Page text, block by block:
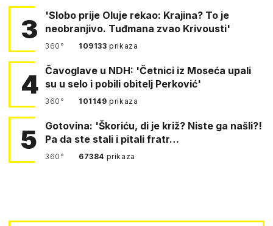
3
'Slobo prije Oluje rekao: Krajina? To je
neobranjivo. Tuđmana zvao Krivousti'
360° 109133prikaza
4 Čavoglave u NDH: 'Četnici iz Moseća upali
su u selo i pobili obitelj Perković'
360° 101149prikaza
5
Gotovina: 'Škoriću, di je križ? Niste ga našli?!
Pa da ste stali i pitali fratr…
360° 67384 prikaza